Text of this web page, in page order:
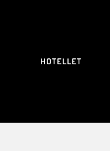
HOTELLET